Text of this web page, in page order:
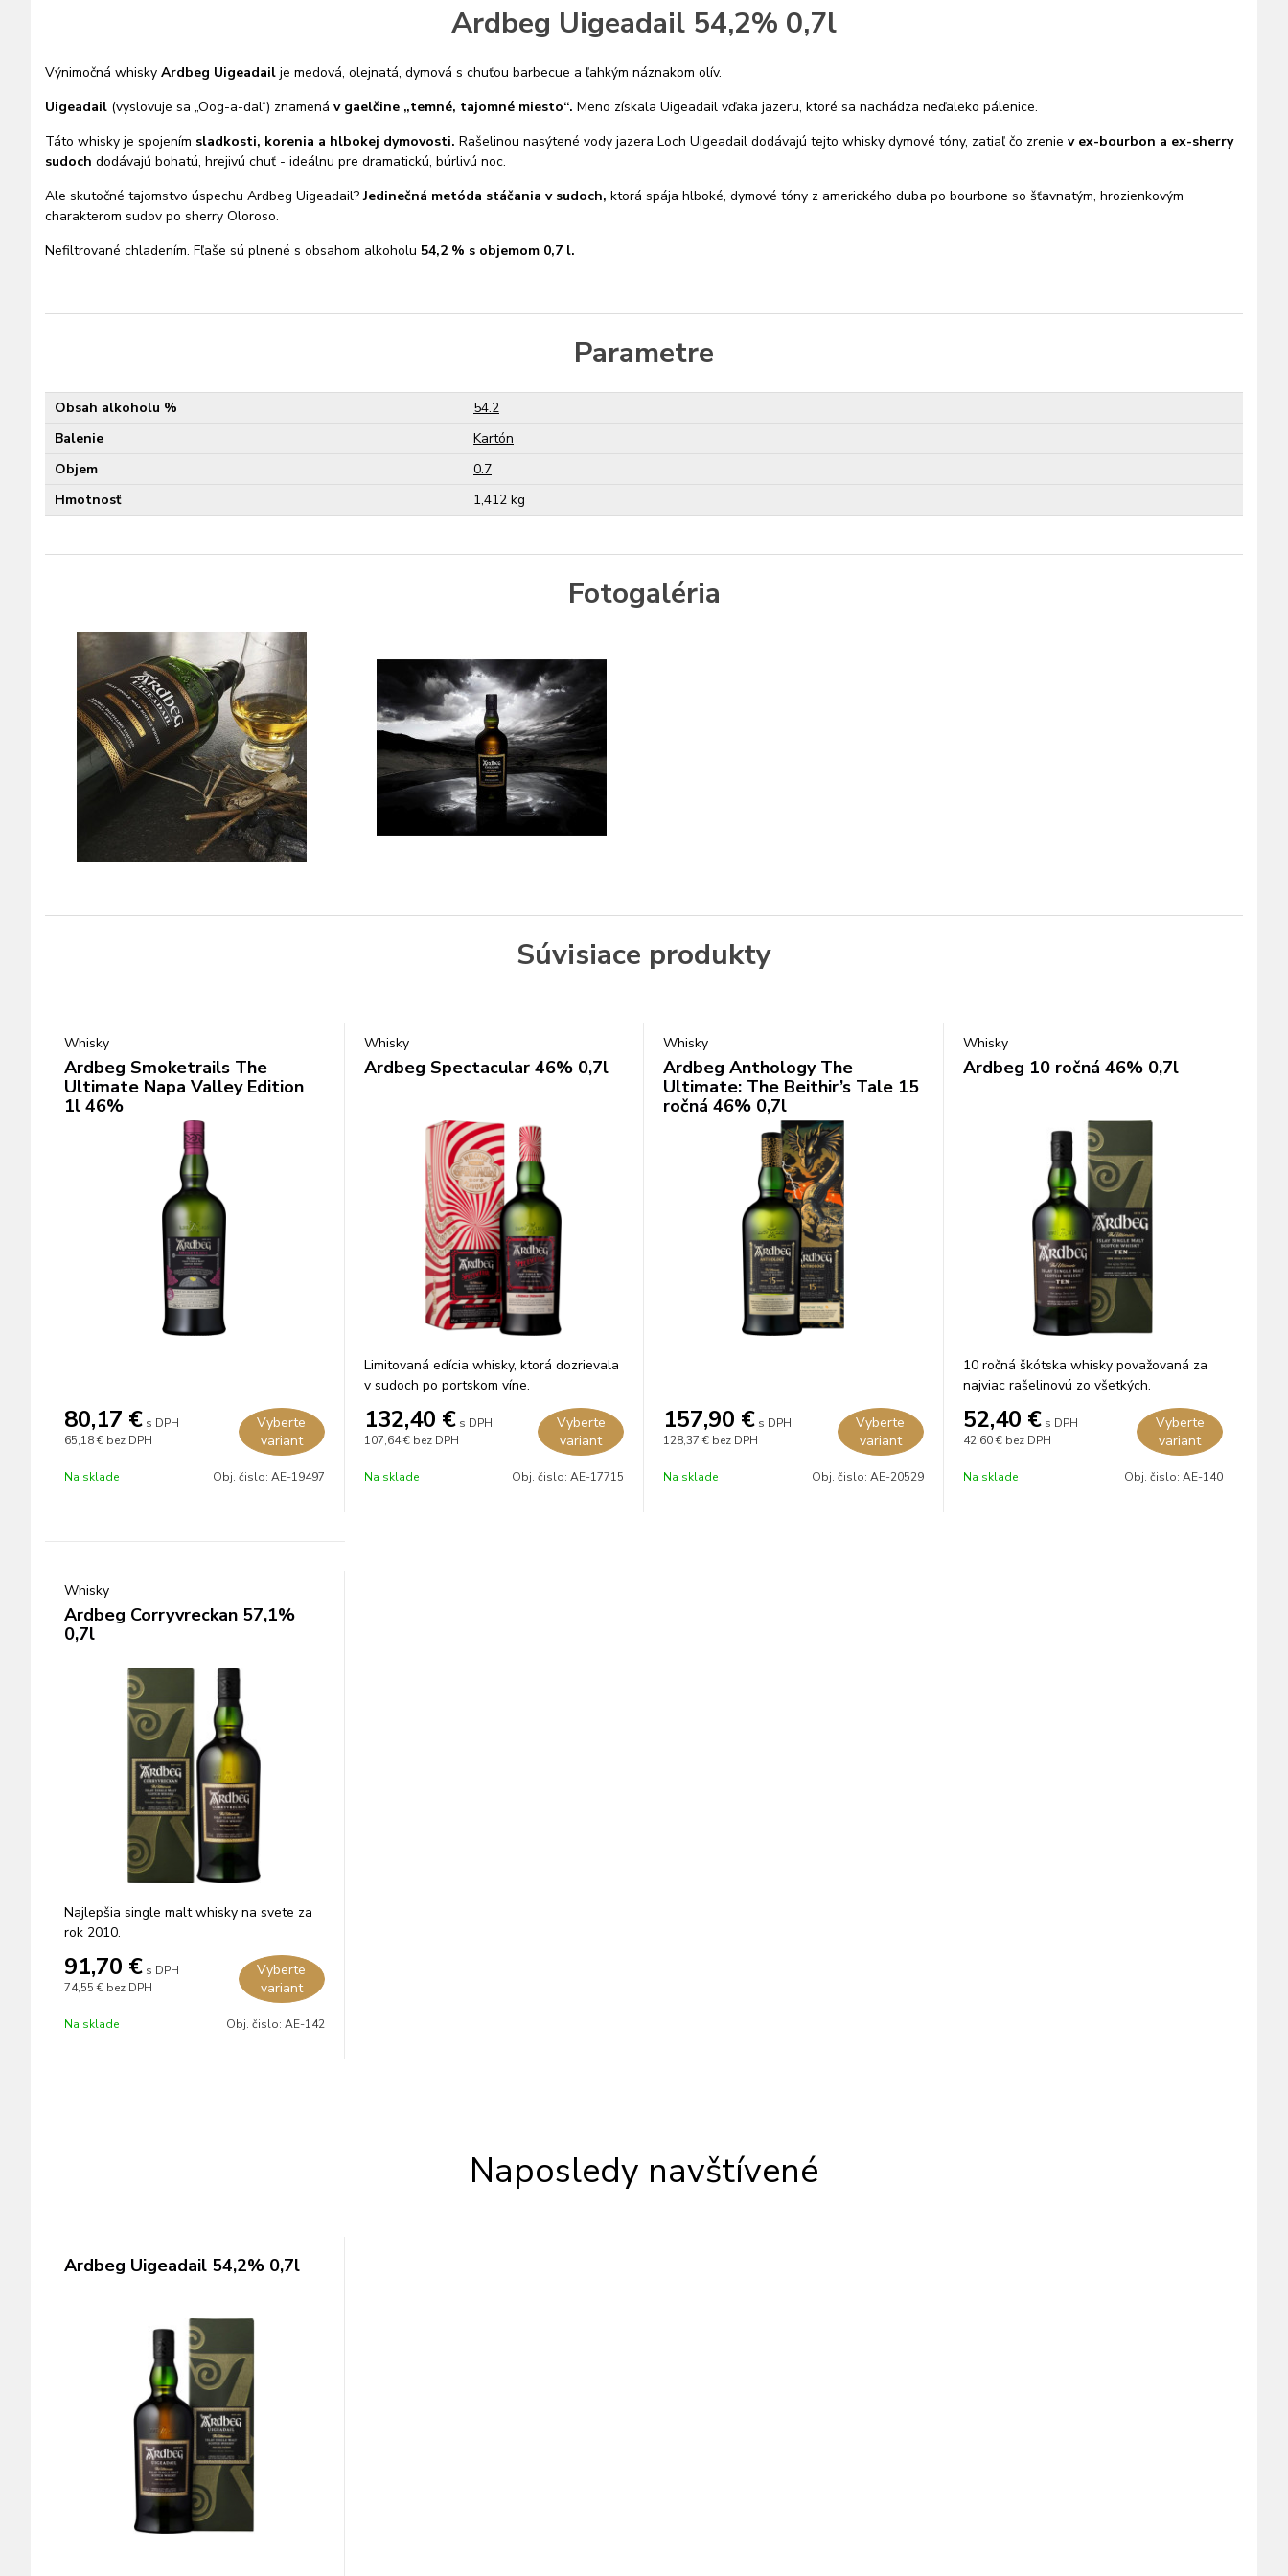
Ardbeg Uigeadail 54,2% 0,7l
Výnimočná whisky Ardbeg Uigeadail je medová, olejnatá, dymová s chuťou barbecue a ľahkým náznakom olív.
Uigeadail (vyslovuje sa „Oog-a-dal“) znamená v gaelčine „temné, tajomné miesto“. Meno získala Uigeadail vďaka jazeru, ktoré sa nachádza neďaleko pálenice.
Táto whisky je spojením sladkosti, korenia a hlbokej dymovosti. Rašelinou nasýtené vody jazera Loch Uigeadail dodávajú tejto whisky dymové tóny, zatiaľ čo zrenie v ex-bourbon a ex-sherry
sudoch dodávajú bohatú, hrejivú chuť - ideálnu pre dramatickú, búrlivú noc.
Ale skutočné tajomstvo úspechu Ardbeg Uigeadail?Jedinečná metóda stáčania v sudoch, ktorá spája hlboké, dymové tóny z amerického duba po bourbone so šťavnatým, hrozienkovým
charakterom sudov po sherry Oloroso.
Nefiltrované chladením. Fľaše sú plnené s obsahom alkoholu 54,2 % s objemom 0,7 l.
Parametre
Obsah alkoholu %
54.2
Balenie
Kartón
Objem
0.7
Hmotnosť
1,412 kg
Fotogaléria
Súvisiace produkty
Whisky
Ardbeg Smoketrails The
Ultimate Napa Valley Edition
1l 46%
80,17 € s DPH
65,18 € bez DPH
Vyberte
variant
Na sklade Obj. čislo: AE-19497
Whisky
Ardbeg Spectacular 46% 0,7l
Limitovaná edícia whisky, ktorá dozrievala
v sudoch po portskom víne.
132,40 € s DPH
107,64 € bez DPH
Vyberte
variant
Na sklade Obj. čislo: AE-17715
Whisky
Ardbeg Anthology The
Ultimate: The Beithir’s Tale 15
ročná 46% 0,7l
157,90 € s DPH
128,37 € bez DPH
Vyberte
variant
Na sklade Obj. čislo: AE-20529
Whisky
Ardbeg 10 ročná 46% 0,7l
10 ročná škótska whisky považovaná za
najviac rašelinovú zo všetkých.
52,40 € s DPH
42,60 € bez DPH
Vyberte
variant
Na sklade Obj. čislo: AE-140
Whisky
Ardbeg Corryvreckan 57,1%
0,7l
Najlepšia single malt whisky na svete za
rok 2010.
91,70 € s DPH
74,55 € bez DPH
Vyberte
variant
Na sklade Obj. čislo: AE-142
Naposledy navštívené
Ardbeg Uigeadail 54,2% 0,7l